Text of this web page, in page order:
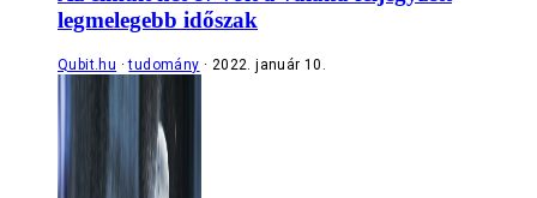
legmelegebb időszak
Qubit.hu tudomány 2022. január 10.